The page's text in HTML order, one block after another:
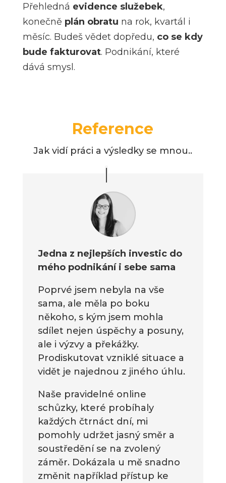
Přehledná evidence služebek,
konečně plán obratu na rok, kvartál i
měsíc. Budeš vědet dopředu, co se kdy
bude fakturovat. Podnikání, které
dává smysl.
Reference
Jak vidí práci a výsledky se mnou..
Jedna z nejlepších investic do
mého podnikání i sebe sama
Poprvé jsem nebyla na vše
sama, ale měla po boku
někoho, s kým jsem mohla
sdílet nejen úspěchy a posuny,
ale i výzvy a překážky.
Prodiskutovat vzniklé situace a
vidět je najednou z jiného úhlu.
Naše pravidelné online
schůzky, které probíhaly
každých čtrnáct dní, mi
pomohly udržet jasný směr a
soustředění se na zvolený
záměr. Dokázala u mě snadno
změnit například přístup ke